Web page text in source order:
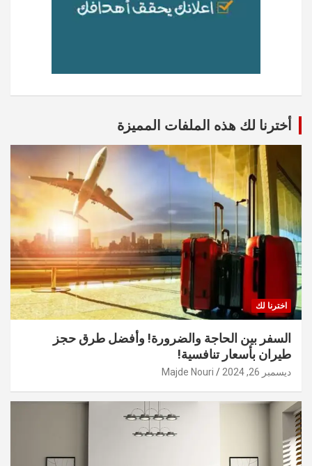
أخترنا لك هذه الملفات المميزة
اخترنا لك
السفر بين الحاجة والضرورة! وأفضل طرق حجز
طيران بأسعار تنافسية!
ديسمبر 26, 2024 Majde Nouri